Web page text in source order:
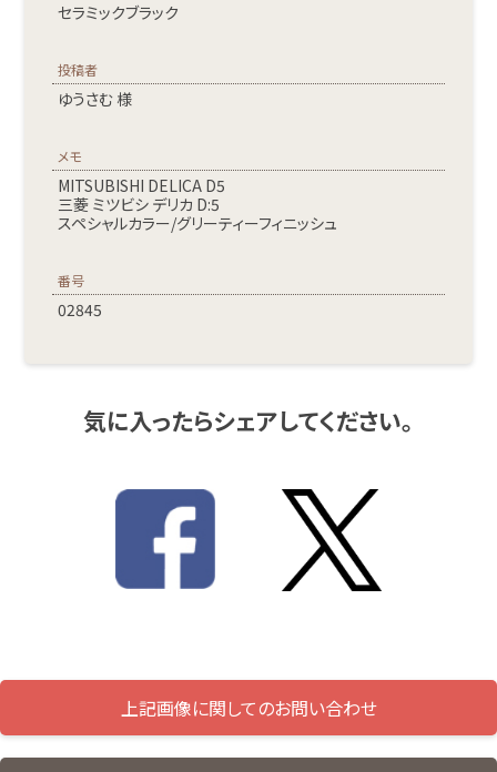
セラミックブラック
投稿者
ゆうさむ 様
メモ
MITSUBISHI DELICA D5
三菱 ミツビシ デリカ D:5
スペシャルカラー/グリーティーフィニッシュ
番号
02845
気に入ったらシェアしてください。
上記画像に関してのお問い合わせ